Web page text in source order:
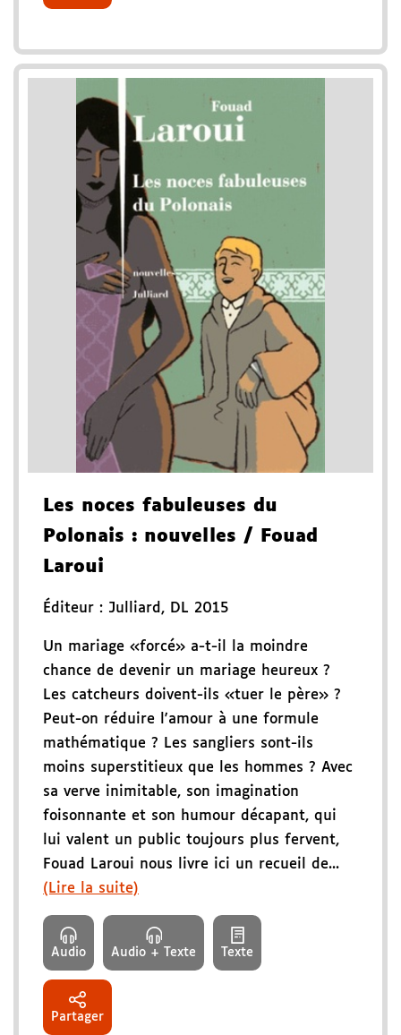
Les noces fabuleuses du
Polonais : nouvelles / Fouad
Laroui
Éditeur : Julliard , DL 2015
Un mariage «forcé» a-t-il la moindre
chance de devenir un mariage heureux ?
Les catcheurs doivent-ils «tuer le père» ?
Peut-on réduire l'amour à une formule
mathématique ? Les sangliers sont-ils
moins superstitieux que les hommes ? Avec
sa verve inimitable, son imagination
foisonnante et son humour décapant, qui
lui valent un public toujours plus fervent,
Fouad Laroui nous livre ici un recueil de...
(Lire la suite)
Audio Audio + Texte Texte
Partager